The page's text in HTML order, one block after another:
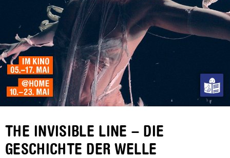
THE INVISIBLE LINE – DIE
GESCHICHTE DER WELLE